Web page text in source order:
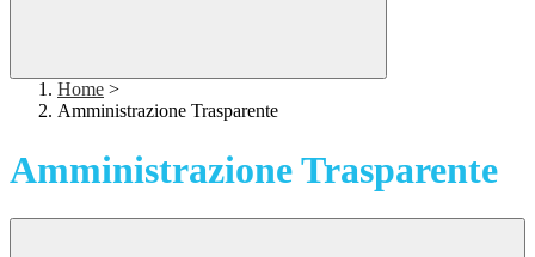
Home >
Amministrazione Trasparente
Amministrazione Trasparente